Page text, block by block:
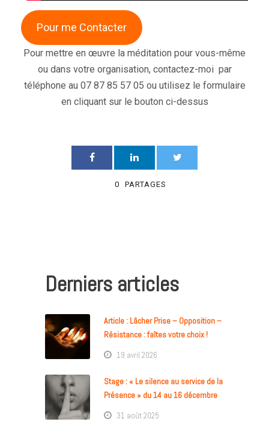
Pour me Contacter
Pour mettre en œuvre la méditation pour vous-même
ou dans votre organisation, contactez-moi par
téléphone au 07 87 85 57 05 ou utilisez le formulaire
en cliquant sur le bouton ci-dessus
0 PARTAGES
Derniers articles
Article : Lâcher Prise – Opposition –
Résistance : faîtes votre choix !
19 avril 2026
Stage : « Le silence au service de la
Présence » du 14 au 16 décembre
31 août 2025